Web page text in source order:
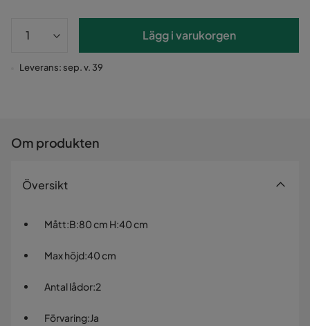
Lägg i varukorgen
Leverans: sep. v. 39
Om produkten
Översikt
Mått:B:80 cm H:40 cm
Max höjd:40 cm
Antal lådor:2
Förvaring:Ja